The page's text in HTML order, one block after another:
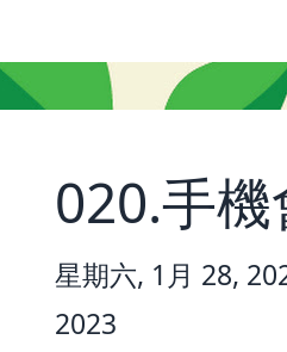
020.手
星期六, 1月 28,
2023